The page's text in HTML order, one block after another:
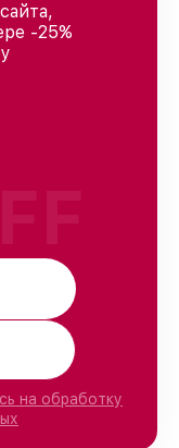
-25%
на обработку